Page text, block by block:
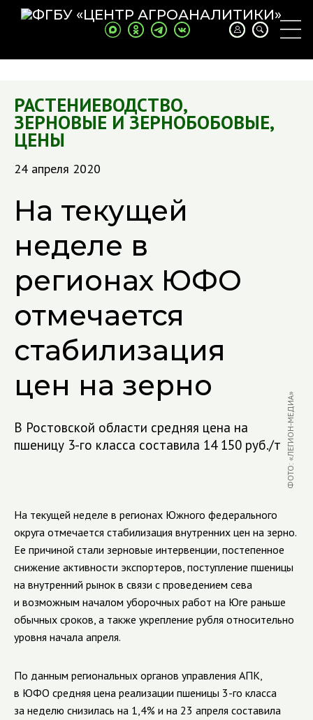
РАСТЕНИЕВОДСТВО,
ЗЕРНОВЫЕ И ЗЕРНОБОБОВЫЕ,
ЦЕНЫ
24 апреля 2020
На текущей
неделе в
регионах ЮФО
отмечается
стабилизация
цен на зерно
В Ростовской области средняя цена на
пшеницу 3-го класса составила 14 150 руб./т ФОТО: «ЛЕГИОН-МЕДИА»
На текущей неделе в регионах Южного федерального
округа отмечается стабилизация внутренних цен на зерно.
Ее причиной стали зерновые интервенции, постепенное
снижение активности экспортеров, поступление пшеницы
на внутренний рынок в связи с проведением сева
и возможным началом уборочных работ на Юге раньше
обычных сроков, а также укрепление рубля относительно
уровня начала апреля.
По данным региональных органов управления АПК,
в ЮФО средняя цена реализации пшеницы 3-го класса
за неделю снизилась на 1,4% и на 23 апреля составила